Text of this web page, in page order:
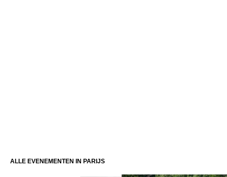
ALLE EVENEMENTEN IN PARIJS